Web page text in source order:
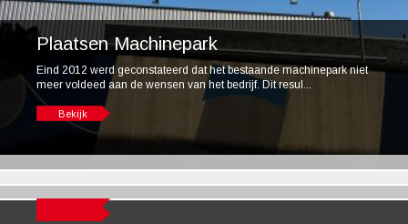
Plaatsen Machinepark
Eind 2012 werd geconstateerd dat het bestaande machinepark niet
meer voldeed aan de wensen van het bedrijf. Dit resul...
Bekijk